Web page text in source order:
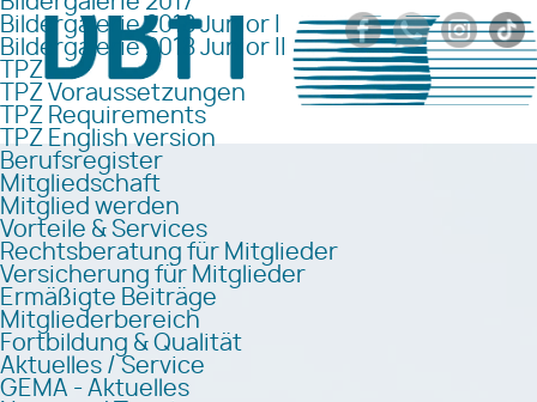
Bildergalerie 2018 Junior I
Bildergalerie 2018 Junior II
TPZ
TPZ Voraussetzungen
TPZ Requirements
TPZ English version
Berufsregister
Mitgliedschaft
Mitglied werden
Vorteile & Services
Rechtsberatung für Mitglieder
Versicherung für Mitglieder
Ermäßigte Beiträge
Mitgliederbereich
Fortbildung & Qualität
Aktuelles / Service
GEMA - Aktuelles